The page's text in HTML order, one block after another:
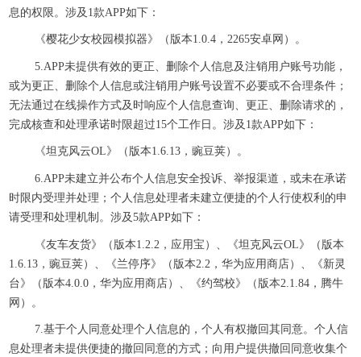
息的权限。涉及1款APP如下：
《樱花少女校园模拟器》（版本1.0.4，2265安卓网）。
5.APP未提供有效的更正、删除个人信息及注销用户账号功能，
或为更正、删除个人信息或注销用户账号设置不必要或不合理条件；
无法通过在线操作方式及时响应个人信息查询、更正、删除请求的，
完成核查和处理承诺时限超过15个工作日。涉及1款APP如下：
《坦克风云OL》（版本1.6.13，豌豆荚）。
6.APP未建立并公布个人信息安全投诉、举报渠道，或未在承诺
时限内受理并处理；个人信息处理者未建立便捷的个人行使权利的申
请受理和处理机制。涉及5款APP如下：
《友车友货》（版本1.2.2，应用宝）、《坦克风云OL》（版本
1.6.13，豌豆荚）、《兰停序》（版本2.2，华为应用商店）、《新灵
台》（版本4.0.0，华为应用商店）、《约驾校》（版本2.1.84，腾牛
网）。
7.基于个人同意处理个人信息的，个人有权撤回其同意。个人信
息处理者未提供便捷的撤回同意的方式；向用户提供撤回同意收集个